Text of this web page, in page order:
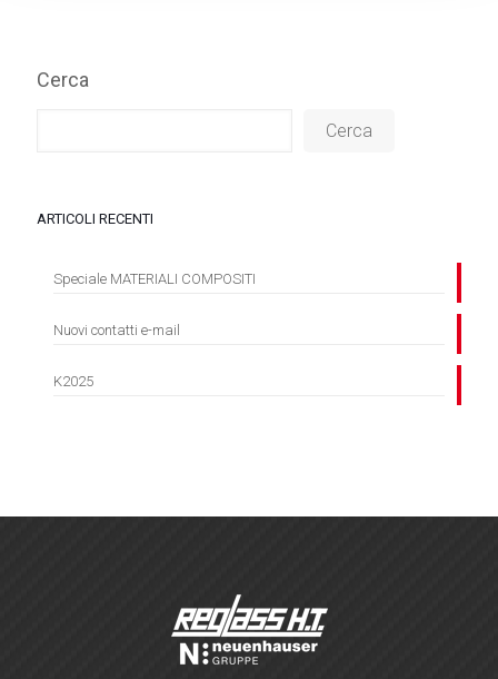
Cerca
Cerca
ARTICOLI RECENTI
Speciale MATERIALI COMPOSITI
Nuovi contatti e-mail
K2025